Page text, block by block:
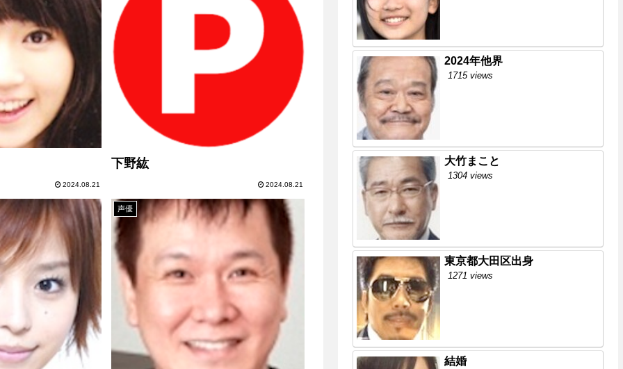
2024.08.21
下野紘
2024.08.21
声優
2024年他界
1715 views
大竹まこと
1304 views
東京都大田区出身
1271 views
結婚